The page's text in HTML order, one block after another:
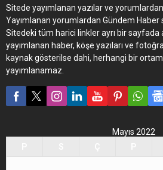
Sitede yayımlanan yazılar ve
Yayımlanan yorumlardan Gündem
Sitedeki tüm harici linkler ayrı bir sayfada
yayımlanan haber, köşe yazıları ve
kaynak gösterilse dahi, herhangi bir
yayımlanamaz.
Mayıs 2022